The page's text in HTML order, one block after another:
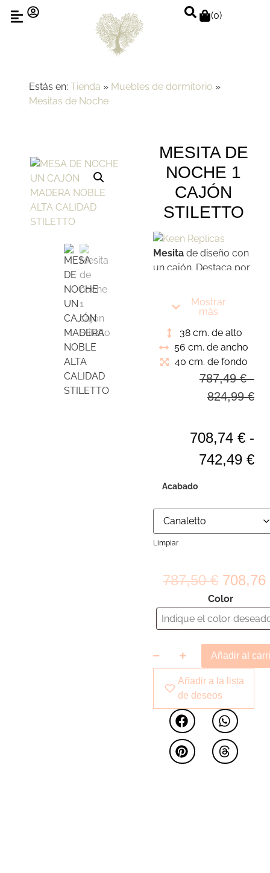
(0)
Estás en: Tienda » Muebles de dormitorio »
Mesitas de Noche
MESITA DE
NOCHE 1
CAJÓN
STILETTO
Mesitade diseño con
un cajón. Destaca por
frentes de cajón. Una
pieza que te atrapará
Mostrar
más
38 cm. de alto
56 cm. de ancho
40 cm. de fondo
787,49€ -
824,99€
708,74 € -
742,49 €
Acabado
Limpiar
787,50€ 708,76
Color
Añadir al
Añadir a la lista
de deseos